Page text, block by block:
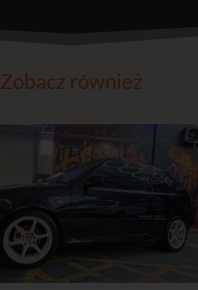
Zobacz również